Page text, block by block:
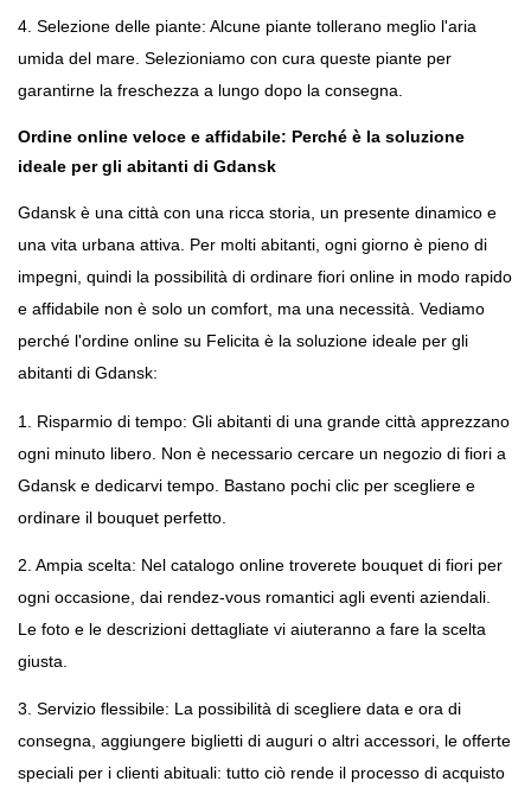
4. Selezione delle piante: Alcune piante tollerano meglio l'aria
umida del mare. Selezioniamo con cura queste piante per
garantirne la freschezza a lungo dopo la consegna.
Ordine online veloce e affidabile: Perché è la soluzione
ideale per gli abitanti di Gdansk
Gdansk è una città con una ricca storia, un presente dinamico e
una vita urbana attiva. Per molti abitanti, ogni giorno è pieno di
impegni, quindi la possibilità di ordinare fiori online in modo rapido
e affidabile non è solo un comfort, ma una necessità. Vediamo
perché l'ordine online su Felicita è la soluzione ideale per gli
abitanti di Gdansk:
1. Risparmio di tempo: Gli abitanti di una grande città apprezzano
ogni minuto libero. Non è necessario cercare un negozio di fiori a
Gdansk e dedicarvi tempo. Bastano pochi clic per scegliere e
ordinare il bouquet perfetto.
2. Ampia scelta: Nel catalogo online troverete bouquet di fiori per
ogni occasione, dai rendez-vous romantici agli eventi aziendali.
Le foto e le descrizioni dettagliate vi aiuteranno a fare la scelta
giusta.
3. Servizio flessibile: La possibilità di scegliere data e ora di
consegna, aggiungere biglietti di auguri o altri accessori, le offerte
speciali per i clienti abituali: tutto ciò rende il processo di acquisto